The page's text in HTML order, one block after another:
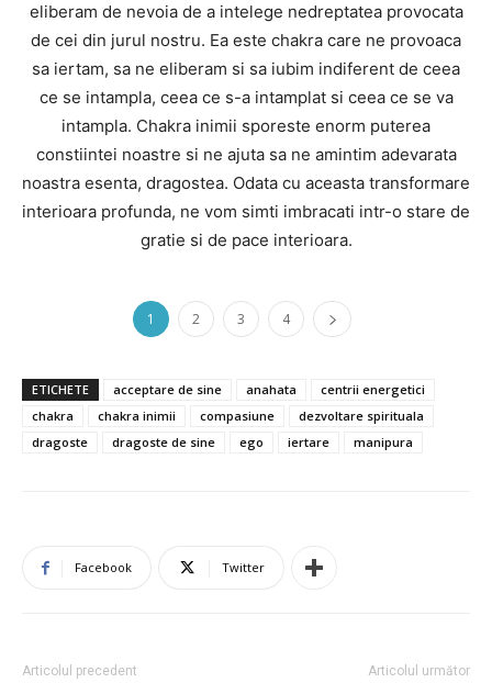
eliberam de nevoia de a intelege nedreptatea provocata
de cei din jurul nostru. Ea este chakra care ne provoaca
sa iertam, sa ne eliberam si sa iubim indiferent de ceea
ce se intampla, ceea ce s-a intamplat si ceea ce se va
intampla. Chakra inimii sporeste enorm puterea
constiintei noastre si ne ajuta sa ne amintim adevarata
noastra esenta, dragostea. Odata cu aceasta transformare
interioara profunda, ne vom simti imbracati intr-o stare de
gratie si de pace interioara.
1 2 3 4
ETICHETE acceptare de sine anahata
centrii energetici
chakra
chakra inimii compasiune
dezvoltare spirituala
dragoste
dragoste de sine ego iertare manipura
Facebook Twitter
Articolul precedent Articolul următor